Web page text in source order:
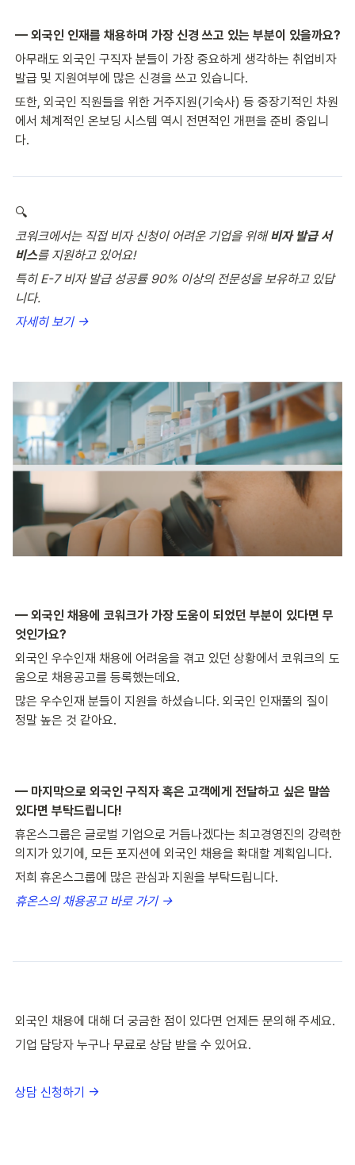
— 외국인 인재를 채용하며 가장 신경 쓰고 있는 부분이 있을까요?
아무래도 외국인 구직자 분들이 가장 중요하게 생각하는 취업비자
발급 및 지원여부에 많은 신경을 쓰고 있습니다.
또한, 외국인 직원들을 위한 거주지원(기숙사) 등 중장기적인 차원
에서 체계적인 온보딩 시스템 역시 전면적인 개편을 준비 중입니
다.
🔍
코워크에서는 직접 비자 신청이 어려운 기업을 위해 비자 발급 서
비스를 지원하고 있어요!
특히 E-7 비자 발급 성공률 90% 이상의 전문성을 보유하고 있답
니다.
자세히 보기 →
— 외국인 채용에 코워크가 가장 도움이 되었던 부분이 있다면 무
엇인가요?
외국인 우수인재 채용에 어려움을 겪고 있던 상황에서 코워크의 도
움으로 채용공고를 등록했는데요.
많은 우수인재 분들이 지원을 하셨습니다. 외국인 인재풀의 질이
정말 높은 것 같아요.
— 마지막으로 외국인 구직자 혹은 고객에게 전달하고 싶은 말씀
있다면 부탁드립니다!
휴온스그룹은 글로벌 기업으로 거듭나겠다는 최고경영진의 강력한
의지가 있기에, 모든 포지션에 외국인 채용을 확대할 계획입니다.
저희 휴온스그룹에 많은 관심과 지원을 부탁드립니다.
휴온스의 채용공고 바로 가기 →
외국인 채용에 대해 더 궁금한 점이 있다면 언제든 문의해 주세요.
기업 담당자 누구나 무료로 상담 받을 수 있어요.
상담 신청하기 →